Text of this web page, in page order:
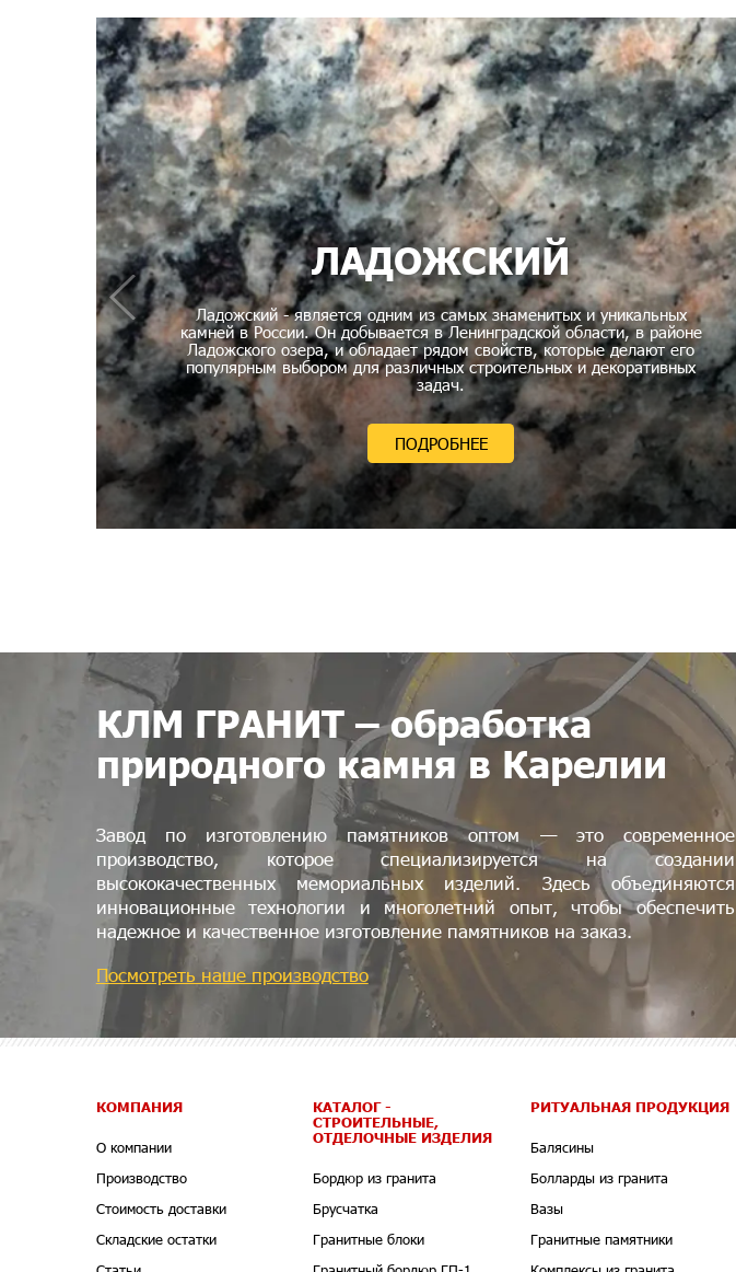
ЛАДОЖСКИЙ
Ладожский - является одним из самых знаменитых и уникальных
камней в России. Он добывается в Ленинградской области, в районе
Ладожского озера, и обладает рядом свойств, которые делают его
популярным выбором для различных строительных и декоративных
задач.
ПОДРОБНЕЕ
КЛМ ГРАНИТ – обработка
природного камня в Карелии
Завод по изготовлению памятников оптом — это современное
производство, которое специализируется на создании
высококачественных мемориальных изделий. Здесь объединяются
инновационные технологии и многолетний опыт, чтобы обеспечить
надежное и качественное изготовление памятников на заказ.
Посмотреть наше производство
КОМПАНИЯ
О компании
Производство
Стоимость доставки
Складские остатки
КАТАЛОГ -
СТРОИТЕЛЬНЫЕ,
ОТДЕЛОЧНЫЕ ИЗДЕЛИЯ
Бордюр из гранита
Брусчатка
Гранитные блоки
РИТУАЛЬНАЯ ПРОДУКЦИЯ
Балясины
Болларды из гранита
Вазы
Гранитные памятники